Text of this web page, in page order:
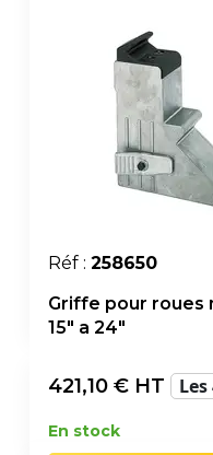
Réf : 258650
Griffe pour roues
15" a 24"
421,10 € HT Les
En stock